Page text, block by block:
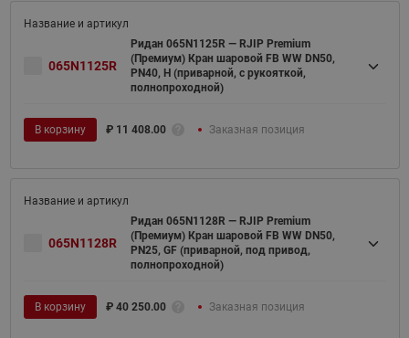
065N1125R
Ридан 065N1125R — RJIP Premium
(Премиум) Кран шаровой FB WW DN50,
PN40, H (приварной, с рукояткой,
полнопроходной)
В корзину ₽ 11 408.00 Заказная позиция
065N1128R
Ридан 065N1128R — RJIP Premium
(Премиум) Кран шаровой FB WW DN50,
PN25, GF (приварной, под привод,
полнопроходной)
В корзину ₽ 40 250.00 Заказная позиция